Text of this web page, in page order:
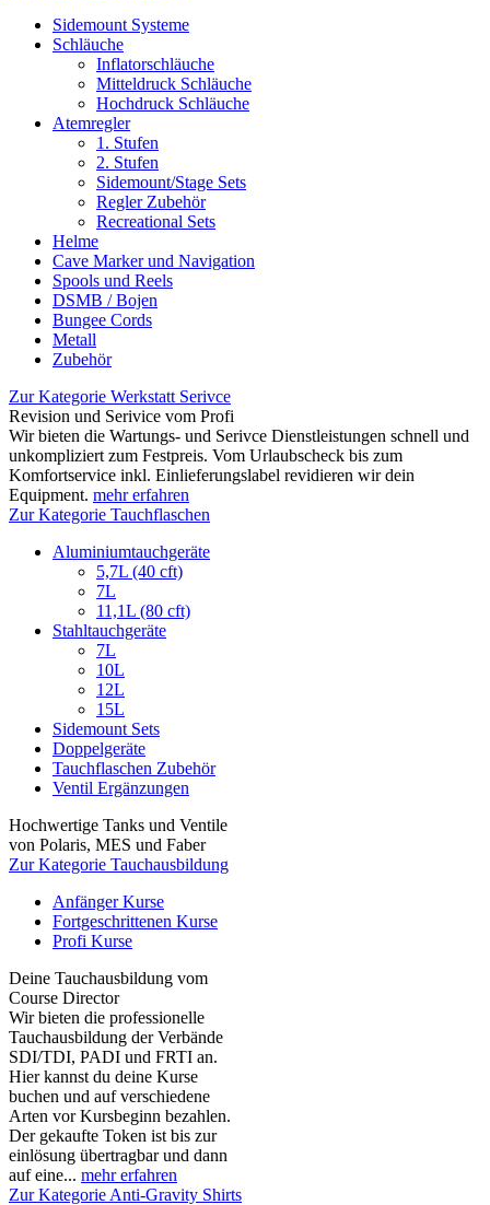
Sidemount Systeme
Schläuche
Inflatorschläuche
Mitteldruck Schläuche
Hochdruck Schläuche
Atemregler
1. Stufen
2. Stufen
Sidemount/Stage Sets
Regler Zubehör
Recreational Sets
Helme
Cave Marker und Navigation
Spools und Reels
DSMB / Bojen
Bungee Cords
Metall
Zubehör
Zur Kategorie Werkstatt Serivce
Revision und Serivice vom Profi
Wir bieten die Wartungs- und Serivce Dienstleistungen schnell und
unkompliziert zum Festpreis. Vom Urlaubscheck bis zum
Komfortservice inkl. Einlieferungslabel revidieren wir dein
Equipment. mehr erfahren
Zur Kategorie Tauchflaschen
Aluminiumtauchgeräte
5,7L (40 cft)
7L
11,1L (80 cft)
Stahltauchgeräte
7L
10L
12L
15L
Sidemount Sets
Doppelgeräte
Tauchflaschen Zubehör
Ventil Ergänzungen
Hochwertige Tanks und Ventile
von Polaris, MES und Faber
Zur Kategorie Tauchausbildung
Anfänger Kurse
Fortgeschrittenen Kurse
Profi Kurse
Deine Tauchausbildung vom
Course Director
Wir bieten die professionelle
Tauchausbildung der Verbände
SDI/TDI, PADI und FRTI an.
Hier kannst du deine Kurse
buchen und auf verschiedene
Arten vor Kursbeginn bezahlen.
Der gekaufte Token ist bis zur
einlösung übertragbar und dann
auf eine... mehr erfahren
Zur Kategorie Anti-Gravity Shirts